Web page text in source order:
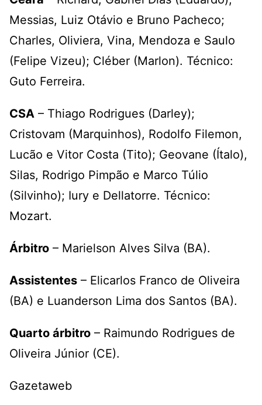
Messias, Luiz Otávio e Bruno Pacheco;
Charles, Oliviera, Vina, Mendoza e Saulo
(Felipe Vizeu); Cléber (Marlon). Técnico:
Guto Ferreira.
CSA – Thiago Rodrigues (Darley);
Cristovam (Marquinhos), Rodolfo Filemon,
Lucão e Vitor Costa (Tito); Geovane (Ítalo),
Silas, Rodrigo Pimpão e Marco Túlio
(Silvinho); Iury e Dellatorre. Técnico:
Mozart.
Árbitro – Marielson Alves Silva (BA).
Assistentes – Elicarlos Franco de Oliveira
(BA) e Luanderson Lima dos Santos (BA).
Quarto árbitro – Raimundo Rodrigues de
Oliveira Júnior (CE).
Gazetaweb